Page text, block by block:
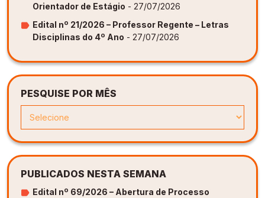
Orientador de Estágio - 27/07/2026
Edital nº 21/2026 – Professor Regente – Letras
Disciplinas do 4º Ano - 27/07/2026
PESQUISE POR MÊS
PUBLICADOS NESTA SEMANA
Edital nº 69/2026 – Abertura de Processo